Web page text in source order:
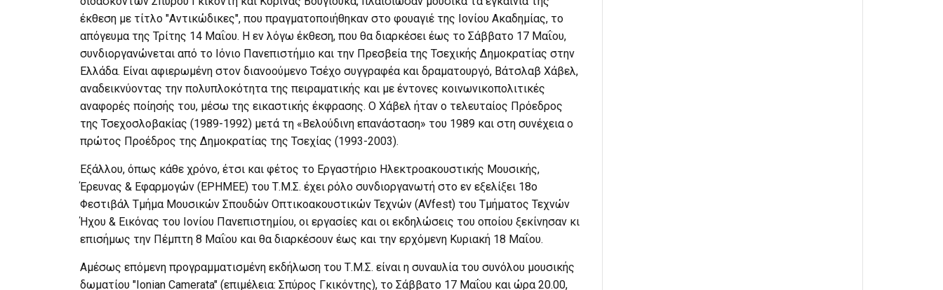
έκθεση με τίτλο "Αντικώδικες", που πραγματοποιήθηκαν στο φουαγιέ της Ιονίου Ακαδημίας, το
απόγευμα της Τρίτης 14 Μαΐου. Η εν λόγω έκθεση, που θα διαρκέσει έως το Σάββατο 17 Μαΐου,
συνδιοργανώνεται από το Ιόνιο Πανεπιστήμιο και την Πρεσβεία της Τσεχικής Δημοκρατίας στην
Ελλάδα. Είναι αφιερωμένη στον διανοούμενο Τσέχο συγγραφέα και δραματουργό, Βάτσλαβ Χάβελ,
αναδεικνύοντας την πολυπλοκότητα της πειραματικής και με έντονες κοινωνικοπολιτικές
αναφορές ποίησής του, μέσω της εικαστικής έκφρασης. Ο Χάβελ ήταν ο τελευταίος Πρόεδρος
της Τσεχοσλοβακίας (1989-1992) μετά τη «Βελούδινη επανάσταση» του 1989 και στη συνέχεια ο
πρώτος Προέδρος της Δημοκρατίας της Τσεχίας (1993-2003).
Εξάλλου, όπως κάθε χρόνο, έτσι και φέτος το Εργαστήριο Ηλεκτροακουστικής Μουσικής,
Έρευνας & Εφαρμογών (ΕΡΗΜΕΕ) του Τ.Μ.Σ. έχει ρόλο συνδιοργανωτή στο εν εξελίξει 18ο
Φεστιβάλ Τμήμα Μουσικών Σπουδών Οπτικοακουστικών Τεχνών (AVfest) του Τμήματος Τεχνών
Ήχου & Εικόνας του Ιονίου Πανεπιστημίου, οι εργασίες και οι εκδηλώσεις του οποίου ξεκίνησαν κι
επισήμως την Πέμπτη 8 Μαΐου και θα διαρκέσουν έως και την ερχόμενη Κυριακή 18 Μαΐου.
Αμέσως επόμενη προγραμματισμένη εκδήλωση του Τ.Μ.Σ. είναι η συναυλία του συνόλου μουσικής
δωματίου "Ionian Camerata" (επιμέλεια: Σπύρος Γκικόντης), το Σάββατο 17 Μαΐου και ώρα 20.00,